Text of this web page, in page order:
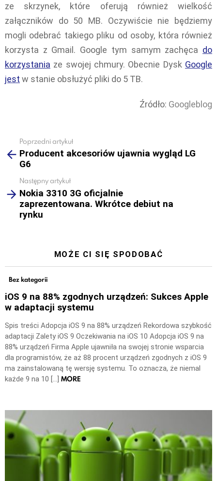
ze skrzynek, które oferują również wielkość
załączników do 50 MB. Oczywiście nie będziemy
mogli odebrać takiego pliku od osoby, która również
korzysta z Gmail. Google tym samym zachęca do
korzystania ze swojej chmury. Obecnie Dysk Google
jest w stanie obsłużyć pliki do 5 TB.
Źródło: Googleblog
more
Poprzedni artykuł
Producent akcesoriów ujawnia wygląd LG
G6
Następny artykuł
Nokia 3310 3G oficjalnie
zaprezentowana. Wkrótce debiut na
rynku
MOŻE CI SIĘ SPODOBAĆ
Bez kategorii
iOS 9 na 88% zgodnych urządzeń: Sukces Apple
w adaptacji systemu
Spis treści Adopcja iOS 9 na 88% urządzeń Rekordowa szybkość
adaptacji Zalety iOS 9 Oczekiwania na iOS 10 Adopcja iOS 9 na
88% urządzeń Firma Apple ujawniła na swojej stronie wsparcia
dla programistów, że aż 88 procent urządzeń zgodnych z iOS 9
ma zainstalowaną tę wersję systemu. To oznacza, że niemal
każde 9 na 10 […] MORE